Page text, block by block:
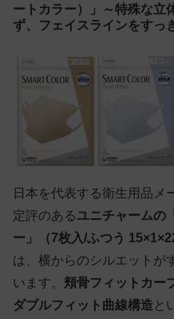
ートカラー）」～特殊な立
ず、フェイスラインをすっ
日本を代表する衛生用品メ
定評のあるユニチャームの
ー」（7枚入/ふつう
は、横からのシルエットが
います。 頬骨フィットカー
ダブルフィット曲線構造 と